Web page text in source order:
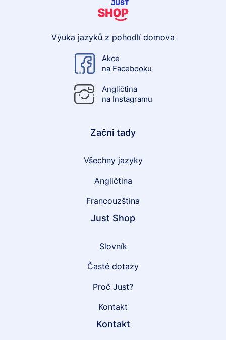
Výuka jazyků z pohodlí domova
Akce
na Facebooku
Angličtina
na Instagramu
Začni tady
Všechny jazyky
Angličtina
Francouzština
Just Shop
Slovník
Časté dotazy
Proč Just?
Kontakt
Kontakt